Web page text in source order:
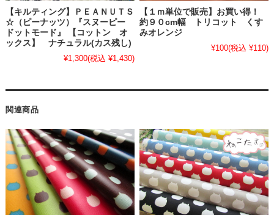
【キルティング】ＰＥＡＮＵＴＳ
☆（ピーナッツ）『スヌーピー
ドットモード』 【コットン オ
ックス】 ナチュラル(カス残し)
¥1,300(税込 ¥1,430)
【１ｍ単位で販売】お買い得！
約９０cm幅 トリコット くす
みオレンジ
¥100(税込 ¥110)
関連商品